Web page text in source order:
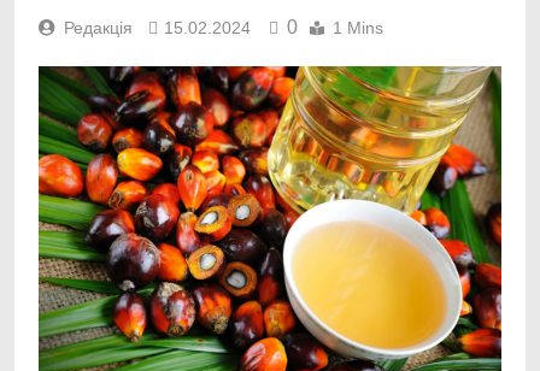
Редакція 15.02.2024 0 1 Mins